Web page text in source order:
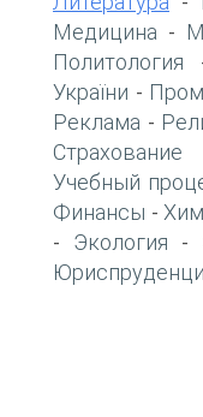
Медицина -
Политология
України -
Реклама -
Страхование
Учебный
Финансы -
- Экология -